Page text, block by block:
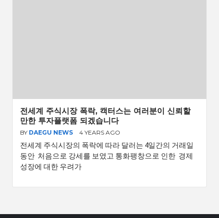
전세계 주식시장 폭락, 캑터스는 여러분이 신뢰할
만한 투자플랫폼 되겠습니다
BY DAEGU NEWS 4 YEARS AGO
전세계 주식시장의 폭락에 따라 달러는 4일간의 거래일
동안 처음으로 강세를 보였고 통화팽창으로 인한 경제
성장에 대한 우려가